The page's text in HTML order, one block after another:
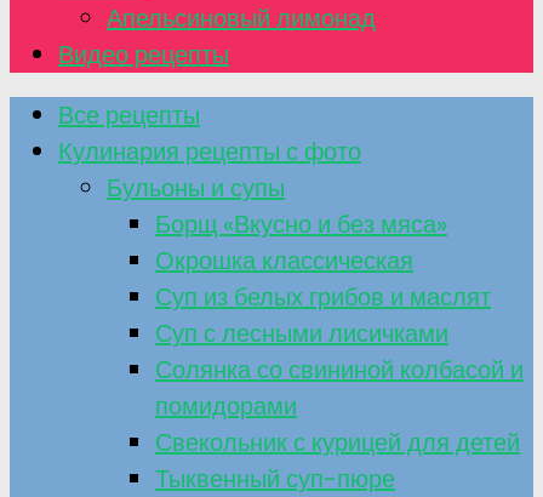
Апельсиновый лимонад
Видео рецепты
Все рецепты
Кулинария рецепты с фото
Бульоны и супы
Борщ «Вкусно и без мяса»
Окрошка классическая
Суп из белых грибов и маслят
Суп с лесными лисичками
Солянка со свининой колбасой и
помидорами
Свекольник с курицей для детей
Тыквенный суп-пюре